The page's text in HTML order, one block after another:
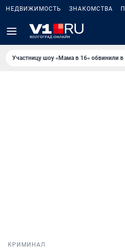
НЕДВИЖИМОСТЬ ЗНАКОМСТВА
Участницу шоу «Мама в 16» обвинили в
КРИМИНАЛ